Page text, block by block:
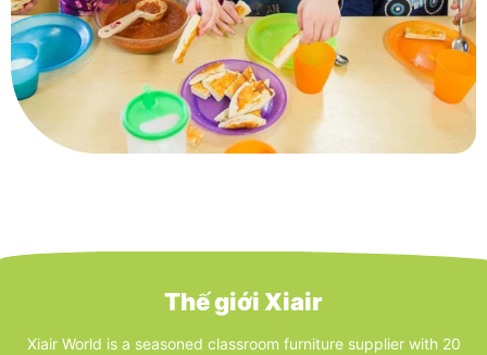
Thế giới Xiair
Xiair World is a seasoned classroom furniture supplier with 20